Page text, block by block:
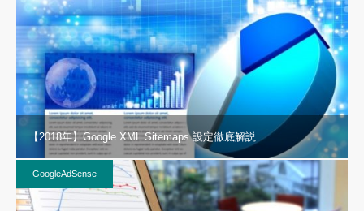
【2018年】Google XML Sitemaps 設定徹底解説
GoogleAdSense